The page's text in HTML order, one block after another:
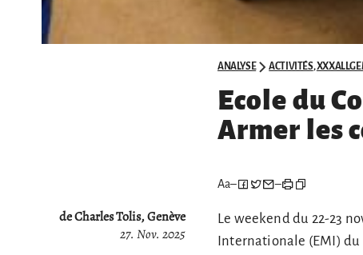
ANALYSE ACTIVITÉS,
Ecole du
Armer les
Aa– –
de Charles Tolis, Genève
27. Nov. 2025
Le weekend du 22-23
Internationale (EMI) du